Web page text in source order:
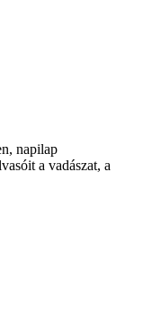
napilap
a vadászat, a